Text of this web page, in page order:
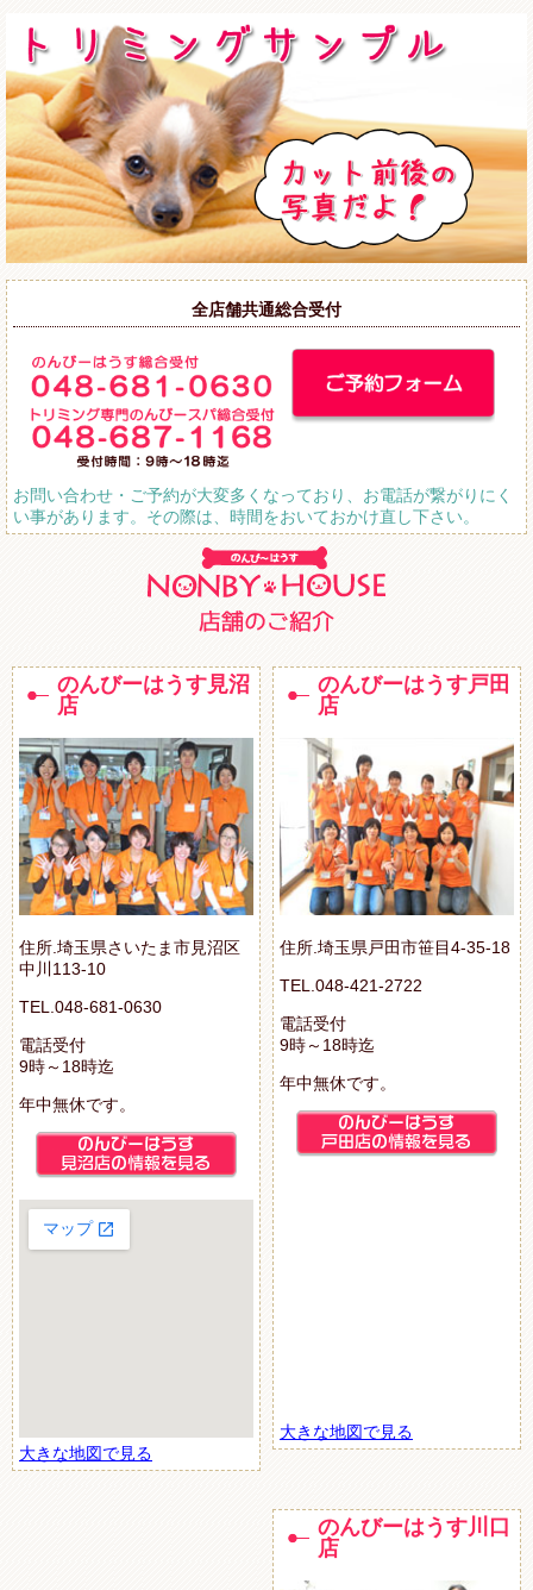
全店舗共通総合受付
お問い合わせ・ご予約が大変多くなっており、お電話が繋がりにく
い事があります。その際は、時間をおいておかけ直し下さい。
のんびーはうす見沼
店
住所.埼玉県さいたま市見沼区
中川113-10
TEL.048-681-0630
電話受付
9時～18時迄
年中無休です。
大きな地図で見る
のんびーはうす戸田
店
住所.埼玉県戸田市笹目4-35-18
TEL.048-421-2722
電話受付
9時～18時迄
年中無休です。
大きな地図で見る
のんびーはうす川口
店